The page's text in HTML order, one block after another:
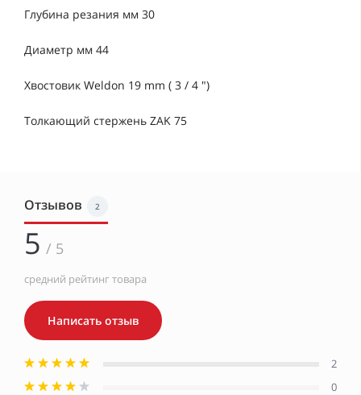
Глубина резания мм 30
Диаметр мм 44
Хвостовик Weldon 19 mm ( 3 / 4 ")
Толкающий стержень ZAK 75
Отзывов 2
5 / 5
средний рейтинг товара
Написать отзыв
2
0